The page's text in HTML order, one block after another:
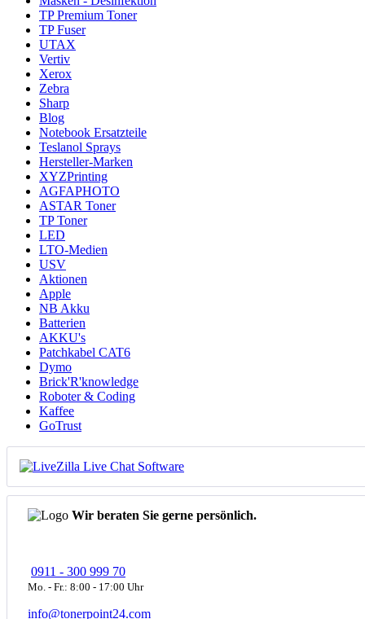
TP Premium Toner
TP Fuser
UTAX
Vertiv
Xerox
Zebra
Sharp
Blog
Notebook Ersatzteile
Teslanol Sprays
Hersteller-Marken
XYZPrinting
AGFAPHOTO
ASTAR Toner
TP Toner
LED
LTO-Medien
USV
Aktionen
Apple
NB Akku
Batterien
AKKU's
Patchkabel CAT6
Dymo
Brick'R'knowledge
Roboter & Coding
Kaffee
GoTrust
Wir beraten Sie gerne persönlich.
0911 - 300 999 70
Mo. - Fr.: 8:00 - 17:00 Uhr
info@tonerpoint24.com